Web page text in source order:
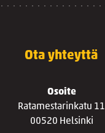
Ota yhteyttä
Osoite
Ratamestarinkatu 11
00520 Helsinki